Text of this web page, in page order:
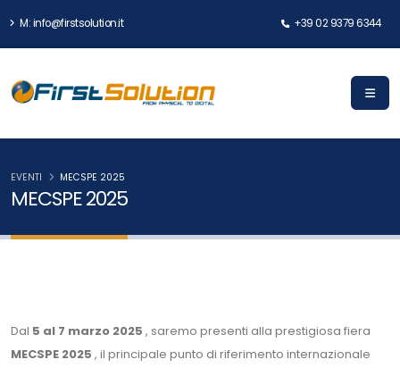
M: info@firstsolution.it +39 02 9379 6344
MECSPE 2025
EVENTI MECSPE 2025
Dal 5 al 7 marzo 2025 , saremo presenti alla prestigiosa fiera
MECSPE 2025 , il principale punto di riferimento internazionale